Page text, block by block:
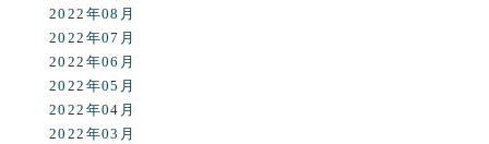
2022年08月
2022年07月
2022年06月
2022年05月
2022年04月
2022年03月